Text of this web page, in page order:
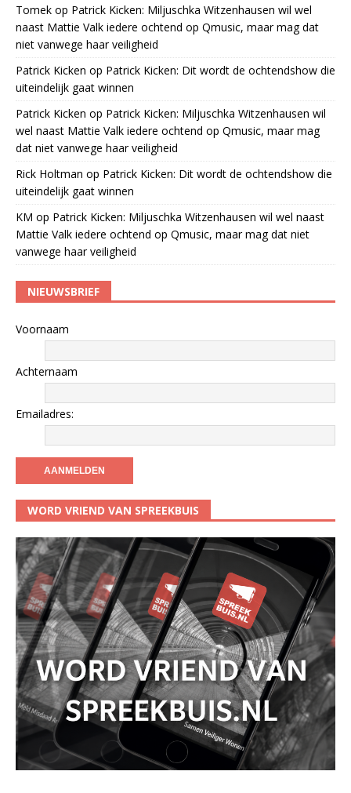
Tomek op Patrick Kicken: Miljuschka Witzenhausen wil wel
naast Mattie Valk iedere ochtend op Qmusic, maar mag dat
niet vanwege haar veiligheid
Patrick Kicken op Patrick Kicken: Dit wordt de ochtendshow die
uiteindelijk gaat winnen
Patrick Kicken op Patrick Kicken: Miljuschka Witzenhausen wil
wel naast Mattie Valk iedere ochtend op Qmusic, maar mag
dat niet vanwege haar veiligheid
Rick Holtman op Patrick Kicken: Dit wordt de ochtendshow die
uiteindelijk gaat winnen
KM op Patrick Kicken: Miljuschka Witzenhausen wil wel naast
Mattie Valk iedere ochtend op Qmusic, maar mag dat niet
vanwege haar veiligheid
NIEUWSBRIEF
Voornaam
Achternaam
Emailadres:
WORD VRIEND VAN SPREEKBUIS